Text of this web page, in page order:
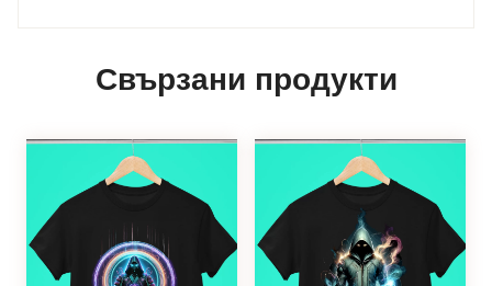
Свързани продукти